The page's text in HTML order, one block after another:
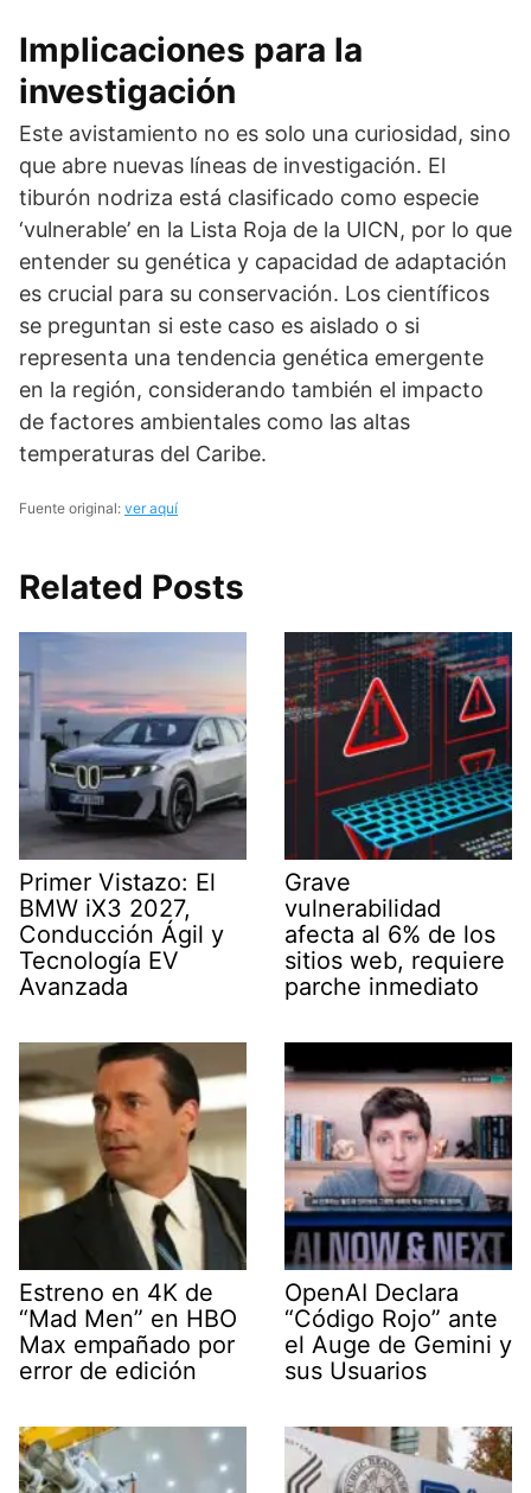
Implicaciones para la
investigación
Este avistamiento no es solo una curiosidad, sino
que abre nuevas líneas de investigación. El
tiburón nodriza está clasificado como especie
‘vulnerable’ en la Lista Roja de la UICN, por lo que
entender su genética y capacidad de adaptación
es crucial para su conservación. Los científicos
se preguntan si este caso es aislado o si
representa una tendencia genética emergente
en la región, considerando también el impacto
de factores ambientales como las altas
temperaturas del Caribe.
Fuente original: ver aquí
Related Posts
Primer Vistazo: El
BMW iX3 2027,
Conducción Ágil y
Tecnología EV
Avanzada
Grave
vulnerabilidad
afecta al 6% de los
sitios web, requiere
parche inmediato
Estreno en 4K de
“Mad Men” en HBO
Max empañado por
error de edición
OpenAI Declara
“Código Rojo” ante
el Auge de Gemini y
sus Usuarios